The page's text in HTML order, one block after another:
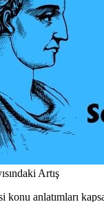
Artış
konu anlatımları